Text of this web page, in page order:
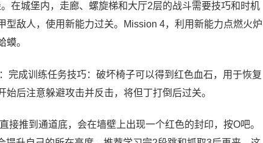
在城堡内，走廊、螺旋梯和大厅2层的战斗需要技巧和时机
敌人，使用新能力过关。Mission 4，利用新能力点燃火炉
。
完成训练任务技巧：破坏椅子可以得到红色血石，用于恢复
后注意躲避攻击并反击，将但丁打倒后过关。
推到通道底，会在墙壁上出现一个红色的封印，按O吧。